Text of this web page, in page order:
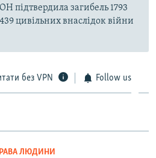
підтвердила загибель 1793
цивільних внаслідок війни
без VPN Follow us
ЛЮДИНИ